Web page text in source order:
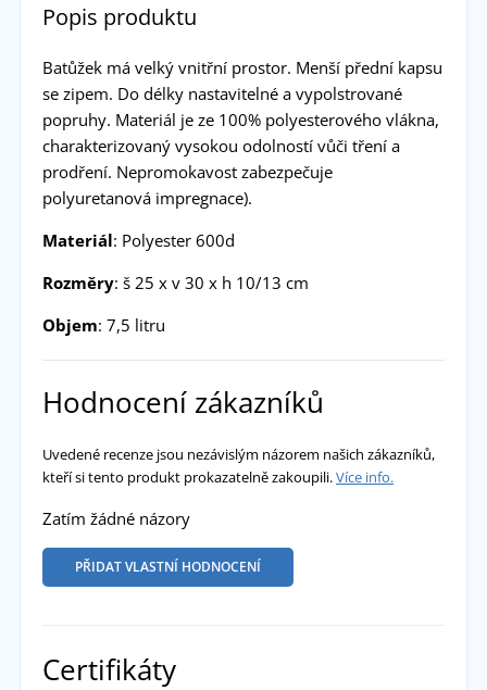
Popis produktu
Batůžek má velký vnitřní prostor. Menší přední kapsu
se zipem. Do délky nastavitelné a vypolstrované
popruhy. Materiál je ze 100% polyesterového vlákna,
charakterizovaný vysokou odolností vůči tření a
prodření. Nepromokavost zabezpečuje
polyuretanová impregnace).
Materiál: Polyester 600d
Rozměry: š 25 x v 30 x h 10/13 cm
Objem: 7,5 litru
Hodnocení zákazníků
Uvedené recenze jsou nezávislým názorem našich zákazníků,
kteří si tento produkt prokazatelně zakoupili.Více info.
Zatím žádné názory
PŘIDAT VLASTNÍ HODNOCENÍ
Certifikáty